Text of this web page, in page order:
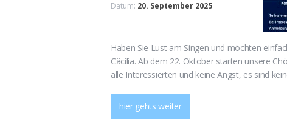
Datum: 20. September 2025
Haben Sie Lust am Singen und möchten
Cäcilia. Ab dem 22. Oktober starten unsere
alle Interessierten und keine Angst, es sind
hier gehts weiter